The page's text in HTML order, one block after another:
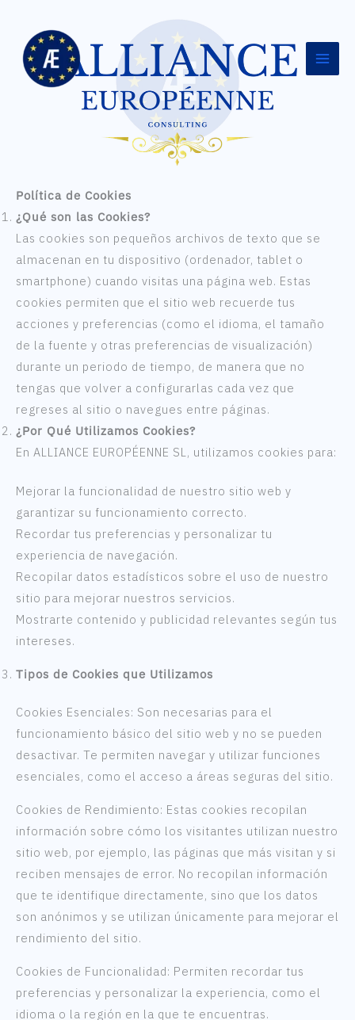
contenido
Política de Cookies
¿Qué son las Cookies?
Las cookies son pequeños archivos de texto que se
almacenan en tu dispositivo (ordenador, tablet o
smartphone) cuando visitas una página web. Estas
cookies permiten que el sitio web recuerde tus
acciones y preferencias (como el idioma, el tamaño
de la fuente y otras preferencias de visualización)
durante un periodo de tiempo, de manera que no
tengas que volver a configurarlas cada vez que
regreses al sitio o navegues entre páginas.
¿Por Qué Utilizamos Cookies?
En ALLIANCE EUROPÉENNE SL, utilizamos cookies para:
Mejorar la funcionalidad de nuestro sitio web y
garantizar su funcionamiento correcto.
Recordar tus preferencias y personalizar tu
experiencia de navegación.
Recopilar datos estadísticos sobre el uso de nuestro
sitio para mejorar nuestros servicios.
Mostrarte contenido y publicidad relevantes según tus
intereses.
Tipos de Cookies que Utilizamos
Cookies Esenciales: Son necesarias para el
funcionamiento básico del sitio web y no se pueden
desactivar. Te permiten navegar y utilizar funciones
esenciales, como el acceso a áreas seguras del sitio.
Cookies de Rendimiento: Estas cookies recopilan
información sobre cómo los visitantes utilizan nuestro
sitio web, por ejemplo, las páginas que más visitan y si
reciben mensajes de error. No recopilan información
que te identifique directamente, sino que los datos
son anónimos y se utilizan únicamente para mejorar el
rendimiento del sitio.
Cookies de Funcionalidad: Permiten recordar tus
preferencias y personalizar la experiencia, como el
idioma o la región en la que te encuentras.